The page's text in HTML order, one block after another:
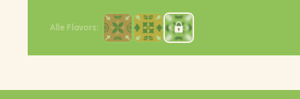
Alle Flavors: